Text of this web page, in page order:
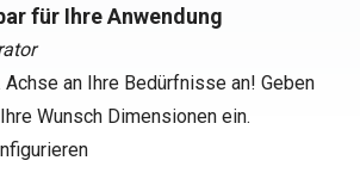
für Ihre Anwendung
an Ihre Bedürfnisse an! Geben
Wunsch Dimensionen ein.